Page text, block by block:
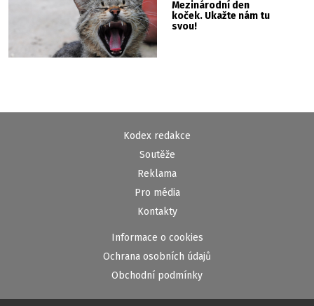
Mezinárodní den
koček. Ukažte nám tu
svou!
Kodex redakce
Soutěže
Reklama
Pro média
Kontakty
Informace o cookies
Ochrana osobních údajů
Obchodní podmínky